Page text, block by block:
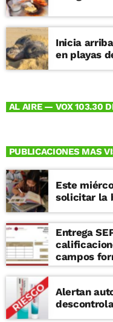
Inicia
en playas
AL AIRE — VOX 103.30
PUBLICACIONES MAS
Este
solicitar la
Entrega
campos
Alertan